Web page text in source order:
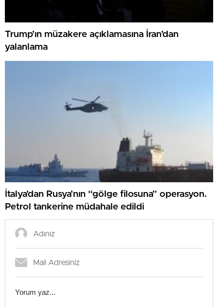
Trump’ın müzakere açıklamasına İran’dan
yalanlama
İtalya’dan Rusya’nın “gölge filosuna” operasyon.
Petrol tankerine müdahale edildi